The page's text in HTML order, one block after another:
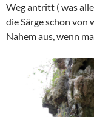
Weg antritt ( was
die Särge schon von
Nahem aus, wenn